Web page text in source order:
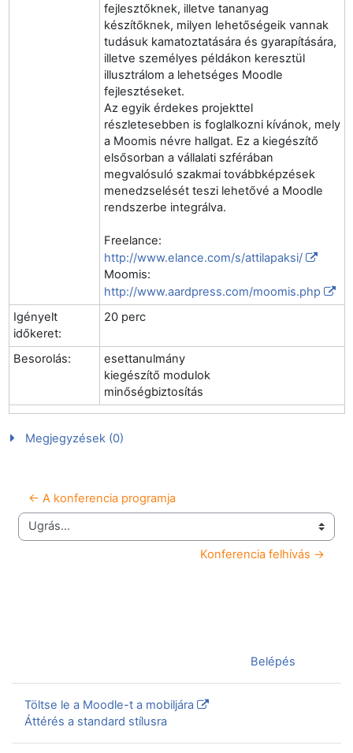
fejlesztőknek, illetve tananyag
készítőknek, milyen lehetőségeik vannak
tudásuk kamatoztatására és gyarapítására,
illetve személyes példákon keresztül
illusztrálom a lehetséges Moodle
fejlesztéseket.
Az egyik érdekes projekttel
részletesebben is foglalkozni kívánok, mely
a Moomis névre hallgat. Ez a kiegészítő
elsősorban a vállalati szférában
megvalósuló szakmai továbbképzések
menedzselését teszi lehetővé a Moodle
rendszerbe integrálva.
Freelance:
http://www.elance.com/s/attilapaksi/
Moomis:
http://www.aardpress.com/moomis.php
Igényelt
időkeret:
20 perc
Besorolás:
esettanulmány
kiegészítő modulok
minőségbiztosítás
Megjegyzések (0)
← A konferencia programja
Ugrás...
Konferencia felhívás →
Belépés
Töltse le a Moodle-t a mobiljára
Áttérés a standard stílusra